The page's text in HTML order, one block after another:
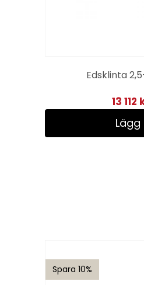
Edsklinta
13 112
Spara 10%